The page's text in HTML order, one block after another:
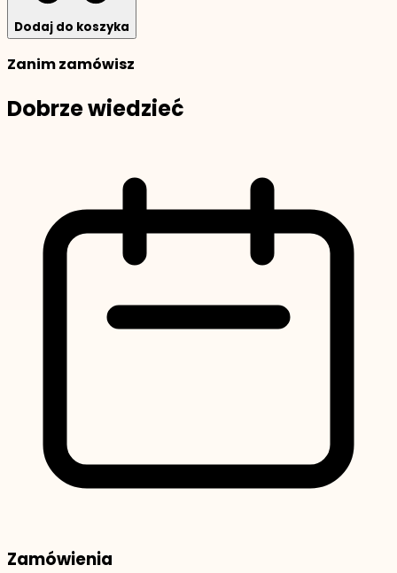
Dodaj do koszyka
Zanim zamówisz
Dobrze wiedzieć
Zamówienia